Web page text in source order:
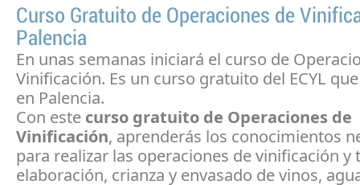
Curso Gratuito de Operaciones de
Palencia
En unas semanas iniciará el curso de
Vinificación. Es un curso gratuito del ECYL
en Palencia.
Con este curso gratuito de Operaciones de
Vinificación, aprenderás los conocimientos
para realizar las operaciones de vinificación y
elaboración, crianza y envasado de vinos,